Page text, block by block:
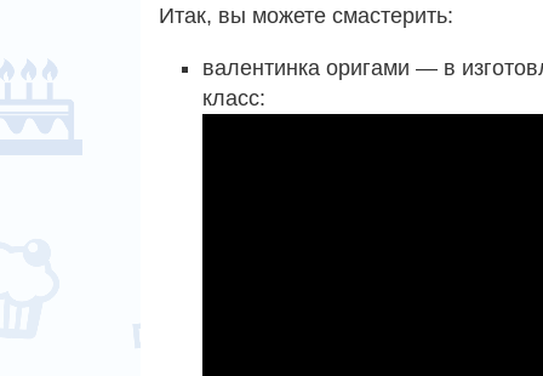
Итак, вы можете смастерить:
валентинка оригами — в
класс: